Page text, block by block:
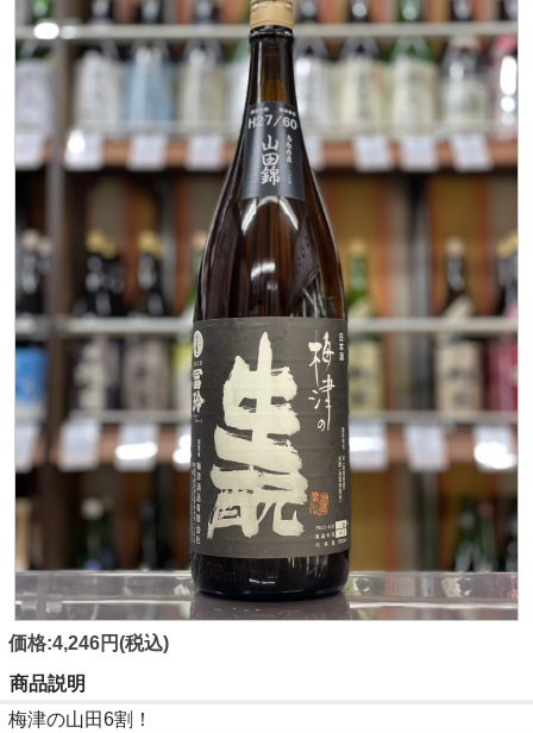
価格:4,246円(税込)
商品説明
梅津の山田6割！